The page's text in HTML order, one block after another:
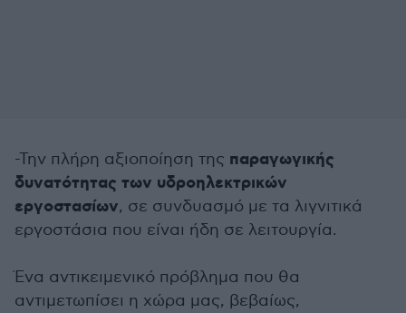
-Την πλήρη αξιοποίηση της παραγωγικής
δυνατότητας των υδροηλεκτρικών
εργοστασίων, σε συνδυασμό με τα λιγνιτικά
εργοστάσια που είναι ήδη σε λειτουργία.
Ένα αντικειμενικό πρόβλημα που θα
αντιμετωπίσει η χώρα μας, βεβαίως,